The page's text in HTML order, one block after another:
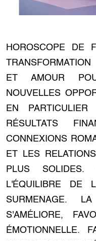
HOROSCOPE DE
ET AMOUR
NOUVELLES
EN
RÉSULTATS
CONNEXIONS
ET LES
PLUS SOLIDES.
L'ÉQUILIBRE DE
SURMENAGE.
S'AMÉLIORE,
ÉMOTIONNELLE.